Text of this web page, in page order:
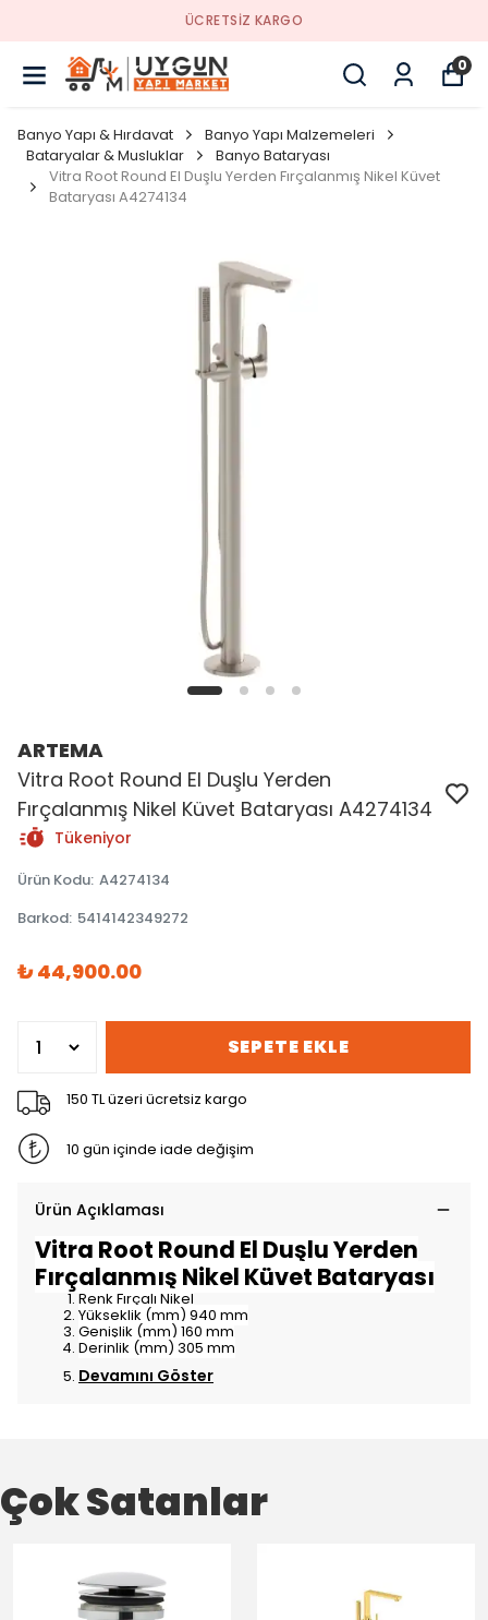
ÜCRETSİZ KARGO
0
Banyo Yapı & Hırdavat
Banyo Yapı Malzemeleri
Bataryalar & Musluklar
Banyo Bataryası
Vitra Root Round El Duşlu Yerden Fırçalanmış Nikel Küvet
Bataryası A4274134
ARTEMA
Vitra Root Round El Duşlu Yerden
Fırçalanmış Nikel Küvet Bataryası A4274134
Tükeniyor
Ürün Kodu: A4274134
Barkod: 5414142349272
₺ 44,900.00
SEPETE EKLE
150 TL üzeri ücretsiz kargo
10 gün içinde iade değişim
Ürün Açıklaması
Vitra Root Round El Duşlu Yerden
Fırçalanmış Nikel Küvet Bataryası
Renk Fırçalı Nikel
Yükseklik (mm) 940 mm
Genişlik (mm) 160 mm
Derinlik (mm) 305 mm
Devamını Göster
Çok Satanlar